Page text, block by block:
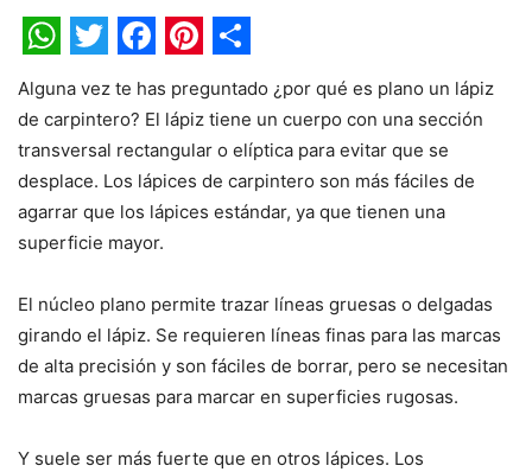
WhatsApp
Twitter
Facebook
Pinterest
Share
Alguna vez te has preguntado ¿por qué es plano un lápiz
de carpintero? El lápiz tiene un cuerpo con una sección
transversal rectangular o elíptica para evitar que se
desplace. Los lápices de carpintero son más fáciles de
agarrar que los lápices estándar, ya que tienen una
superficie mayor.
El núcleo plano permite trazar líneas gruesas o delgadas
girando el lápiz. Se requieren líneas finas para las marcas
de alta precisión y son fáciles de borrar, pero se necesitan
marcas gruesas para marcar en superficies rugosas.
Y suele ser más fuerte que en otros lápices. Los